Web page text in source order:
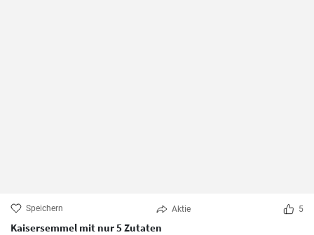
Speichern Aktie 5
Kaisersemmel mit nur 5 Zutaten